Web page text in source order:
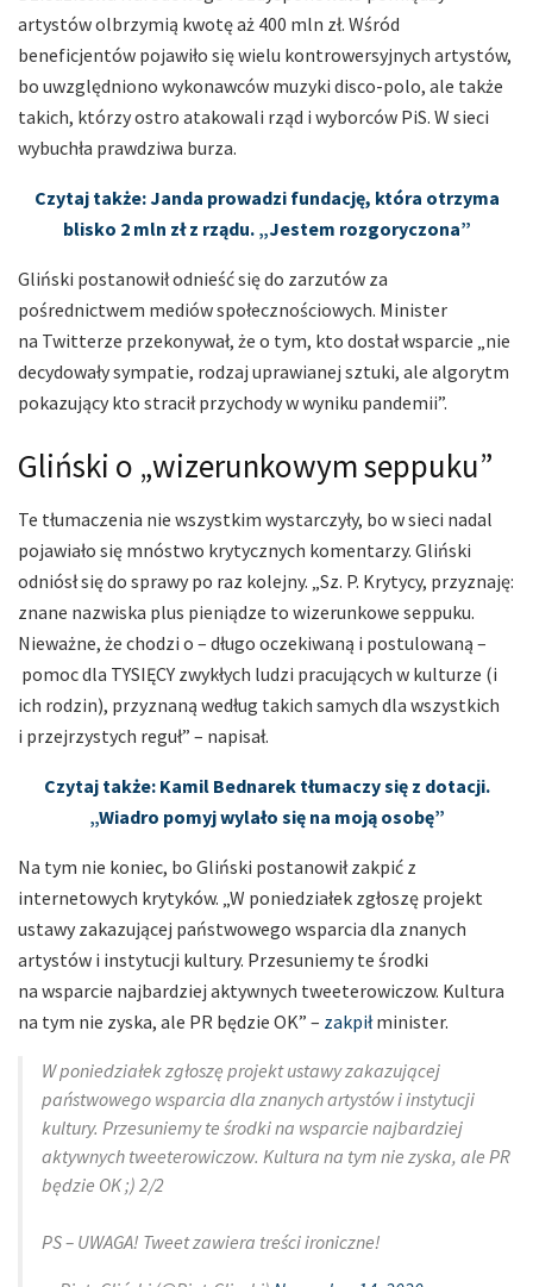
artystów olbrzymią kwotę aż 400 mln zł. Wśród
beneficjentów pojawiło się wielu kontrowersyjnych artystów,
bo uwzględniono wykonawców muzyki disco-polo, ale także
takich, którzy ostro atakowali rząd i wyborców PiS. W sieci
wybuchła prawdziwa burza.
Czytaj także: Janda prowadzi fundację, która otrzyma
blisko 2 mln zł z rządu. „Jestem rozgoryczona”
Gliński postanowił odnieść się do zarzutów za
pośrednictwem mediów społecznościowych. Minister
na Twitterze przekonywał, że o tym, kto dostał wsparcie „nie
decydowały sympatie, rodzaj uprawianej sztuki, ale algorytm
pokazujący kto stracił przychody w wyniku pandemii”.
Gliński o „wizerunkowym seppuku”
Te tłumaczenia nie wszystkim wystarczyły, bo w sieci nadal
pojawiało się mnóstwo krytycznych komentarzy. Gliński
odniósł się do sprawy po raz kolejny. „Sz. P. Krytycy, przyznaję:
znane nazwiska plus pieniądze to wizerunkowe seppuku.
Nieważne, że chodzi o – długo oczekiwaną i postulowaną –
pomoc dla TYSIĘCY zwykłych ludzi pracujących w kulturze (i
ich rodzin), przyznaną według takich samych dla wszystkich
i przejrzystych reguł” – napisał.
Czytaj także: Kamil Bednarek tłumaczy się z dotacji.
„Wiadro pomyj wylało się na moją osobę”
Na tym nie koniec, bo Gliński postanowił zakpić z
internetowych krytyków. „W poniedziałek zgłoszę projekt
ustawy zakazującej państwowego wsparcia dla znanych
artystów i instytucji kultury. Przesuniemy te środki
na wsparcie najbardziej aktywnych tweeterowiczow. Kultura
na tym nie zyska, ale PR będzie OK” – zakpiłminister.
W poniedziałek zgłoszę projekt ustawy zakazującej
państwowego wsparcia dla znanych artystów i instytucji
kultury. Przesuniemy te środki na wsparcie najbardziej
aktywnych tweeterowiczow. Kultura na tym nie zyska, ale PR
będzie OK ;) 2/2
PS – UWAGA! Tweet zawiera treści ironiczne!